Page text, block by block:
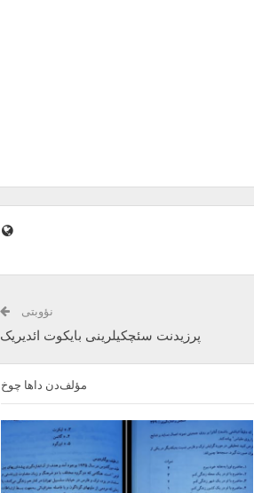
نؤوبتی
پرزیدنت سئچکیلرینی بایکوت ائدیریک
مؤلف‌دن داها چوخ